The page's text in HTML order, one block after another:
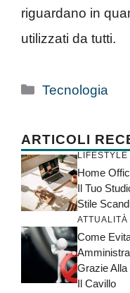
riguardano in
utilizzati da tutti.
Categorie
Tecnologia
ARTICOLI
LIFESTYLE
Home
Il Tuo
Stile
ATTUALITÀ
Come
Grazie
Il Cavillo